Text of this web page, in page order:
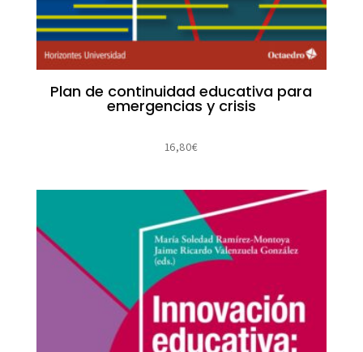
Plan de continuidad educativa para
emergencias y crisis
16,80€